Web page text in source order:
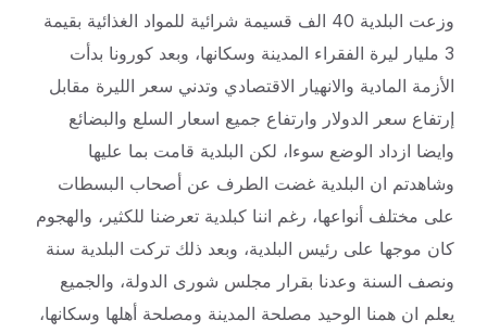
وزعت البلدية 40 الف قسيمة شرائية للمواد الغذائية بقيمة
3 مليار ليرة الفقراء المدينة وسكانها، وبعد كورونا بدأت
الأزمة المادية والانهيار الاقتصادي وتدني سعر الليرة مقابل
إرتفاع سعر الدولار وارتفاع جميع اسعار السلع والبضائع
وايضا ازداد الوضع سوءا، لكن البلدية قامت بما عليها
وشاهدتم ان البلدية غضت الطرف عن أصحاب البسطات
على مختلف أنواعها، رغم اننا كبلدية تعرضنا للكثير، والهجوم
كان موجها على رئيس البلدية، وبعد ذلك تركت البلدية سنة
ونصف السنة وعدنا بقرار مجلس شورى الدولة، والجميع
يعلم ان همنا الوحيد مصلحة المدينة ومصلحة أهلها وسكانها،